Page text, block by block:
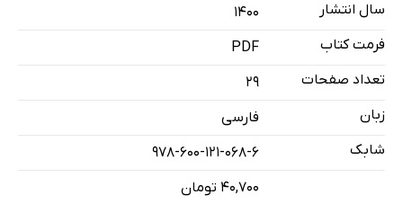
سال انتشار
۱۴۰۰
فرمت کتاب
PDF
تعداد صفحات
29
زبان
فارسی
شابک
978-600-121-068-6
۴۰,۷۰۰ تومان